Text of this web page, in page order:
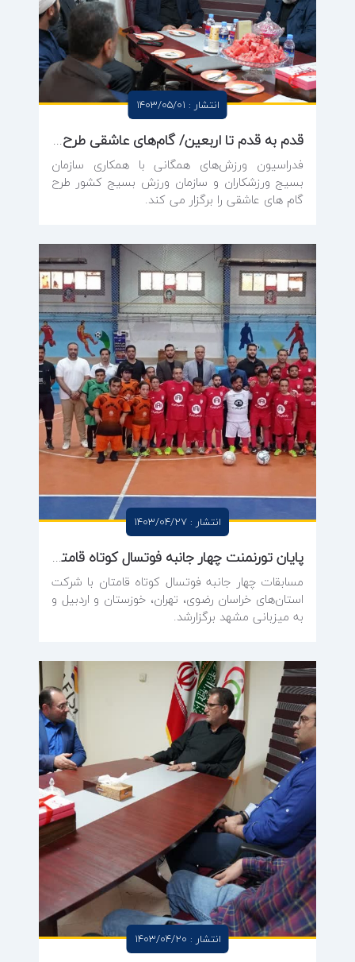
انتشار : 1403/05/01
قدم به قدم تا اربعین/ گام‌های عاشقی طرح ویژه فدراسیون ورزش‌های همگانی در اربعین حسینی
فدراسیون ورزش‌های همگانی با همکاری سازمان
بسیج ورزشکاران و سازمان ورزش بسیج کشور طرح
گام های عاشقی را برگزار می کند.
انتشار : 1403/04/27
پایان تورنمنت چهار جانبه فوتسال کوتاه‌ قامتان با قهرمانی خراسان رضوی
مسابقات چهار جانبه فوتسال کوتاه قامتان با شرکت
استان‌های خراسان رضوی، تهران، خوزستان و اردبیل و
به میزبانی مشهد برگزارشد.
انتشار : 1403/04/20